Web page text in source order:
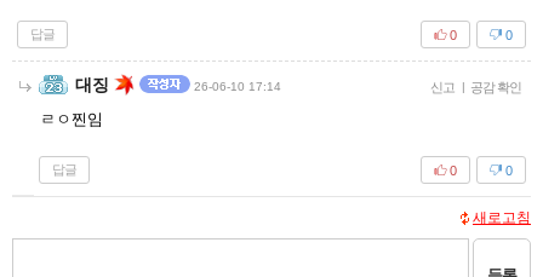
답글 0
0
대징 26-06-10 17:14 신고 | 공감 확인
ㄹㅇ찐임
답글 0
0
새로고침